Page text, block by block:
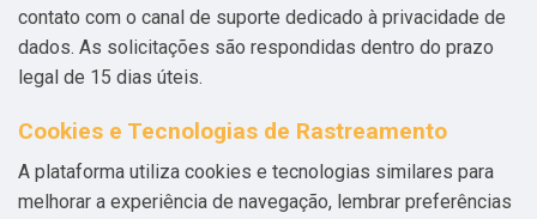
contato com o canal de suporte dedicado à privacidade de
dados. As solicitações são respondidas dentro do prazo
legal de 15 dias úteis.
Cookies e Tecnologias de Rastreamento
A plataforma utiliza cookies e tecnologias similares para
melhorar a experiência de navegação, lembrar preferências